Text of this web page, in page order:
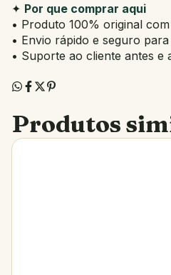
✦ Por que comprar aqui
• Produto 100% original
• Envio rápido e seguro
• Suporte ao cliente antes e
Produtos